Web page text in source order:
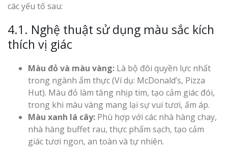
các yếu tố sau:
4.1. Nghệ thuật sử dụng màu sắc kích
thích vị giác
Màu đỏ và màu vàng: Là bộ đôi quyền lực nhất
trong ngành ẩm thực (Ví dụ: McDonald’s, Pizza
Hut). Màu đỏ làm tăng nhịp tim, tạo cảm giác đói,
trong khi màu vàng mang lại sự vui tươi, ấm áp.
Màu xanh lá cây: Phù hợp với các nhà hàng chay,
nhà hàng buffet rau, thực phẩm sạch, tạo cảm
giác tươi ngon, an toàn và tự nhiên.